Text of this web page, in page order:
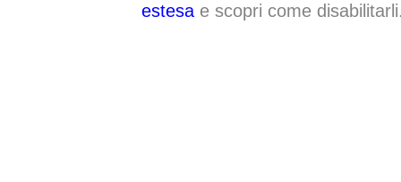
estesae scopri come